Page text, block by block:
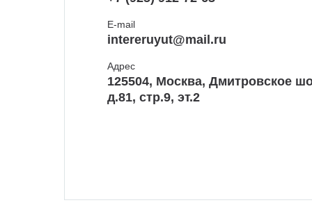
E-mail
intereruyut@mail.ru
Адрес
125504, Москва, Дмитровское
д.81, стр.9, эт.2